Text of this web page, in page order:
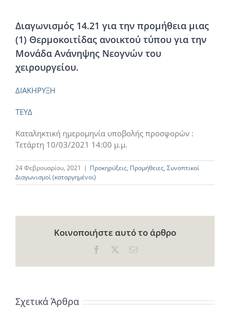
Διαγωνισμός 14.21 για την προμήθεια μιας
(1) Θερμοκοιτίδας ανοικτού τύπου για την
Μονάδα Ανάνηψης Νεογνών του
χειρουργείου.
ΔΙΑΚΗΡΥΞΗ
ΤΕΥΔ
Καταληκτική ημερομηνία υποβολής προσφορών :
Τετάρτη 10/03/2021 14:00 μ.μ.
24 Φεβρουαρίου, 2021 | Προκηρύξεις, Προμήθειες, Συνοπτικοί
Διαγωνισμοί (καταργημένοι)
Κοινοποιήστε αυτό το άρθρο
Facebook Email
Σχετικά Άρθρα